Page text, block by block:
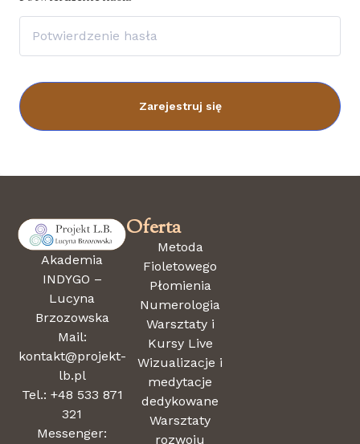
Zarejestruj się
Akademia
INDYGO –
Lucyna
Brzozowska
Mail:
kontakt@projekt-
lb.pl
Tel.: +48 533 871
321
Messenger:
Oferta
Metoda
Fioletowego
Płomienia
Numerologia
Warsztaty i
Kursy Live
Wizualizacje i
medytacje
dedykowane
Warsztaty
rozwoju